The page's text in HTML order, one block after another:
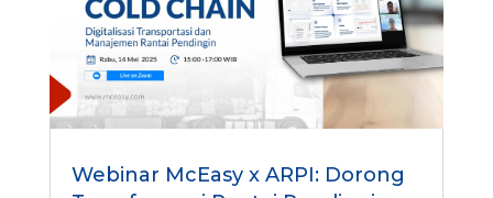
Webinar McEasy x ARPI: Dorong